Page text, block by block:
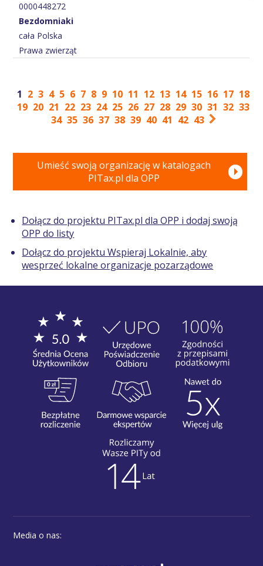
0000448272
Bezdomniaki
cała Polska
Prawa zwierząt
1 2 3 4 5 6 7 8 9 10 11 12 13 14 15 16 17 18
19 20 21 22 23 24 25 26 27 28 29 30 31 32 33
34 35 36 37 38 39 40 41 42 43
Umieść swoją organizację w katalogach
PITax.pl dla OPP
Dołącz do projektu PITax.pl dla OPP i dodaj swoją
OPP do listy
Dołącz do projektu Wspieraj Lokalnie, aby
wesprzeć lokalne organizacje pozarządowe
Media o nas: